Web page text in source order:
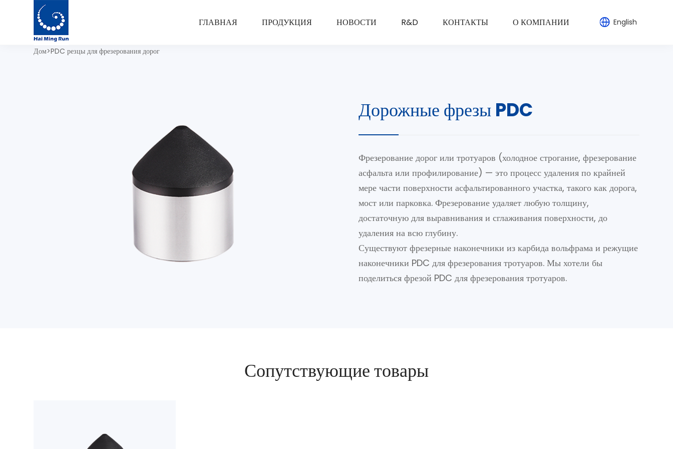
ГЛАВНАЯ ПРОДУКЦИЯ НОВОСТИ R&D КОНТАКТЫ О КОМПАНИИ English
Дом>PDC резцы для фрезерования дорог
Дорожные фрезы PDC
Фрезерование дорог или тротуаров (холодное строгание, фрезерование
асфальта или профилирование) — это процесс удаления по крайней
мере части поверхности асфальтированного участка, такого как дорога,
мост или парковка. Фрезерование удаляет любую толщину,
достаточную для выравнивания и сглаживания поверхности, до
удаления на всю глубину.
Существуют фрезерные наконечники из карбида вольфрама и режущие
наконечники PDC для фрезерования тротуаров. Мы хотели бы
поделиться фрезой PDC для фрезерования тротуаров.
Сопутствующие товары